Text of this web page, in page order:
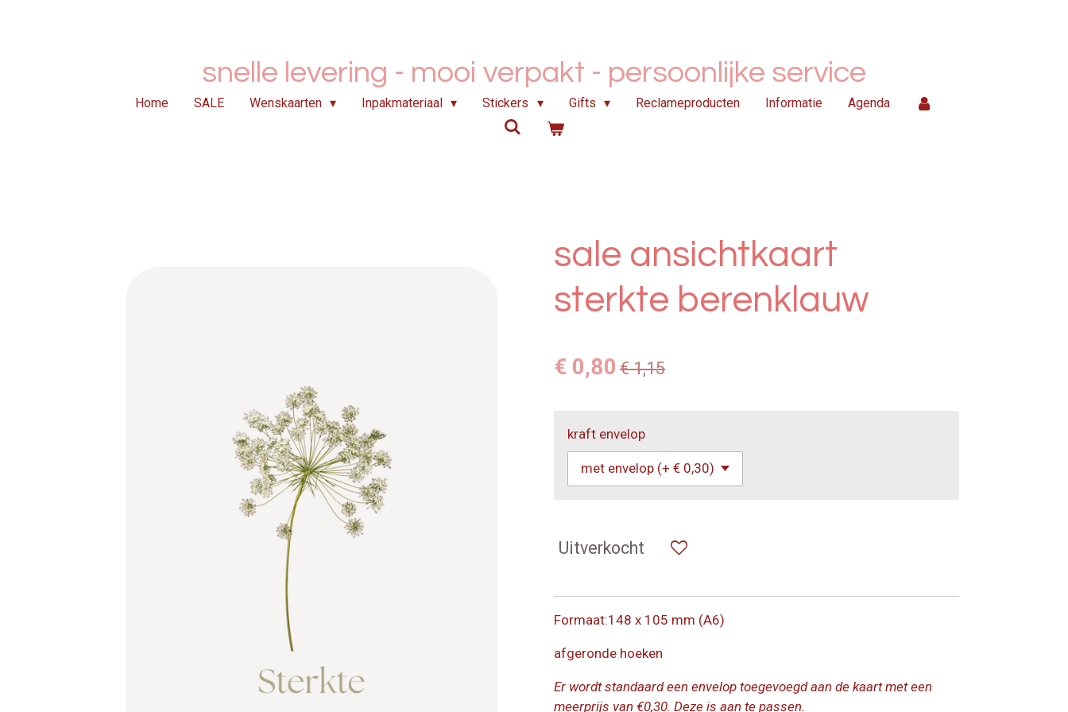
snelle levering - mooi verpakt - persoonlijke service
Home SALE Wenskaarten Inpakmateriaal Stickers Gifts Reclameproducten Informatie Agenda
sale ansichtkaart
sterkte berenklauw
€ 0,80 € 1,15
kraft envelop
Uitverkocht
Formaat:148 x 105 mm (A6)
afgeronde hoeken
Er wordt standaard een envelop toegevoegd aan de kaart met een
meerprijs van €0,30. Deze is aan te passen.